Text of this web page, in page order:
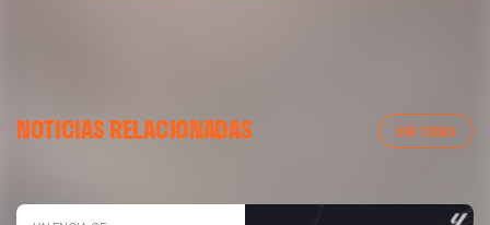
NOTICIAS RELACIONADAS VER TODAS
ENTRENAMIENTO DEL VALENCIA CF 04/03/26